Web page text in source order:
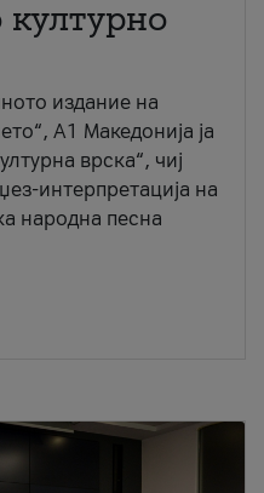
издание на
А1 Македонија ја
врска“, чиј
интерпретација на
народна песна